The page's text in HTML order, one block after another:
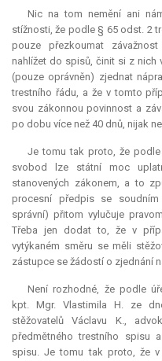
Nic na tom nemění ani
stížnosti, že podle § 65 odst. 2
pouze přezkoumat
nahlížet do spisů, činit si z nich
(pouze oprávněn) zjednat
trestního řádu, a že v tomto
svou zákonnou povinnost a
po dobu více než 40 dnů, nijak
Je tomu tak proto, že
svobod lze státní moc
stanovených zákonem, a to
procesní předpis se
správní) přitom vylučuje
Třeba jen dodat to, že v
vytýkaném směru se měli
zástupce se žádostí o zjednání
Není rozhodné, že podle
kpt. Mgr. Vlastimila H. ze
stěžovatelů Václavu K.,
předmětného trestního spisu
spisu. Je tomu tak proto, že